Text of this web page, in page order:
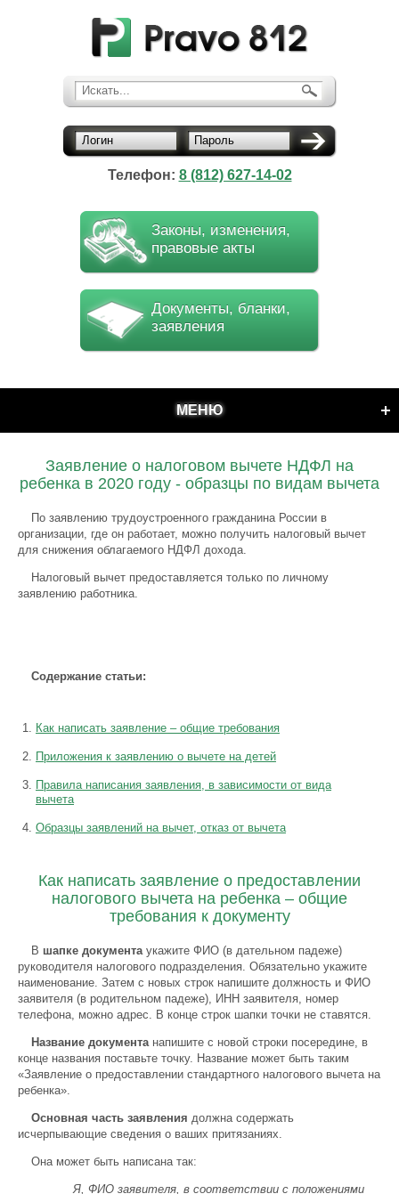
Искать...
Логин Пароль
Телефон: 8 (812) 627-14-02
Законы, изменения,
правовые акты
Документы, бланки,
заявления
МЕНЮ
Заявление о налоговом вычете НДФЛ на
ребенка в 2020 году - образцы по видам вычета
По заявлению трудоустроенного гражданина России в
организации, где он работает, можно получить налоговый вычет
для снижения облагаемого НДФЛ дохода.
Налоговый вычет предоставляется только по личному
заявлению работника.
Содержание статьи:
Как написать заявление – общие требования
Приложения к заявлению о вычете на детей
Правила написания заявления, в зависимости от вида
вычета
Образцы заявлений на вычет, отказ от вычета
Как написать заявление о предоставлении
налогового вычета на ребенка – общие
требования к документу
В шапке документаукажите ФИО (в дательном падеже)
руководителя налогового подразделения. Обязательно укажите
наименование. Затем с новых строк напишите должность и ФИО
заявителя (в родительном падеже), ИНН заявителя, номер
телефона, можно адрес. В конце строк шапки точки не ставятся.
Название документанапишите с новой строки посередине, в
конце названия поставьте точку. Название может быть таким
«Заявление о предоставлении стандартного налогового вычета на
ребенка».
Основная часть заявления должна содержать
исчерпывающие сведения о ваших притязаниях.
Она может быть написана так:
Я, ФИО заявителя, в соответствии с положениями